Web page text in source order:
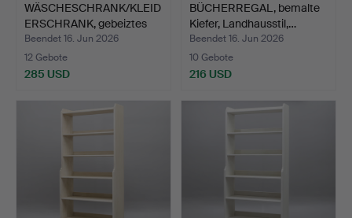
WÄSCHESCHRANK/KLEID
ERSCHRANK, gebeiztes
Ho…
Beendet 16. Jun 2026
12 Gebote
285 USD
BÜCHERREGAL, bemalte
Kiefer, Landhausstil,…
Beendet 16. Jun 2026
10 Gebote
216 USD